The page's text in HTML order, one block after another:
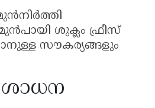
ശുക്ലം ഫ്രീസ്
സൗകര്യങ്ങളും